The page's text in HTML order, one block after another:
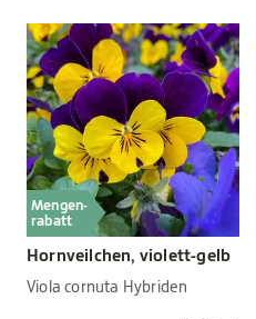
Mengen-
rabatt
Hornveilchen, violett-gelb
Viola cornuta Hybriden